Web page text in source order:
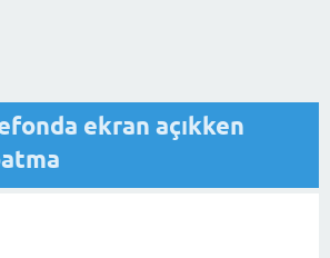
ekran açıkken